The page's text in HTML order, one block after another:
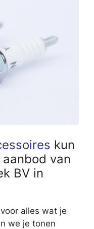
kun
van
BV in
alles wat je
we je tonen